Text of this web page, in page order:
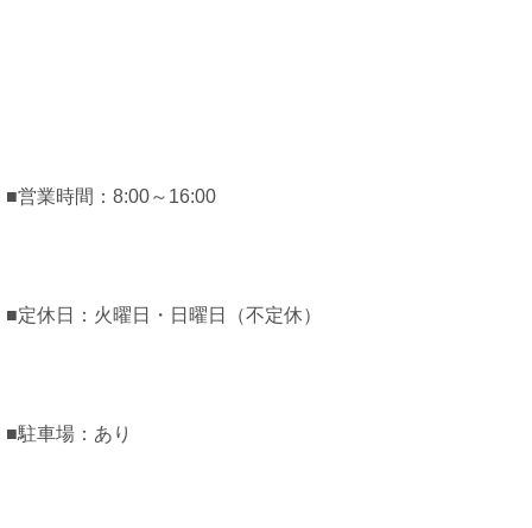
■営業時間：8:00～16:00
■定休日：火曜日・日曜日（不定休）
■駐車場：あり